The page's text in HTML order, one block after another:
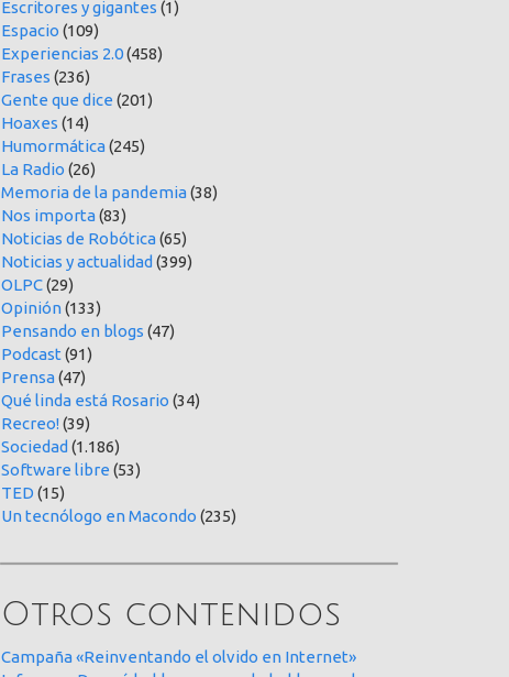
Escritores y gigantes (1)
Espacio (109)
Experiencias 2.0(458)
Frases (236)
Gente que dice (201)
Hoaxes (14)
Humormática(245)
La Radio (26)
Memoria de la pandemia(38)
Nos importa(83)
Noticias de Robótica(65)
Noticias y actualidad (399)
OLPC(29)
Opinión(133)
Pensando en blogs (47)
Podcast (91)
Prensa(47)
Qué linda está Rosario (34)
Recreo!(39)
Sociedad (1.186)
Software libre (53)
TED (15)
Un tecnólogo en Macondo (235)
Otros contenidos
Campaña «Reinventando el olvido en Internet»